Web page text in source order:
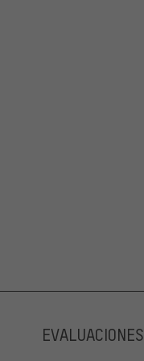
EVALUACIONES